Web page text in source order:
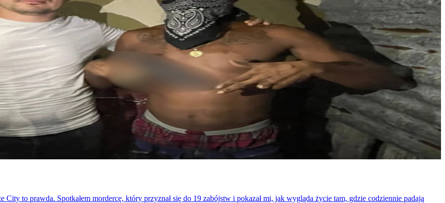
to prawda. Spotkałem mordercę, który przyznał się do 19 zabójstw i pokazał mi, jak wygląda życie tam, gdzie codziennie padają